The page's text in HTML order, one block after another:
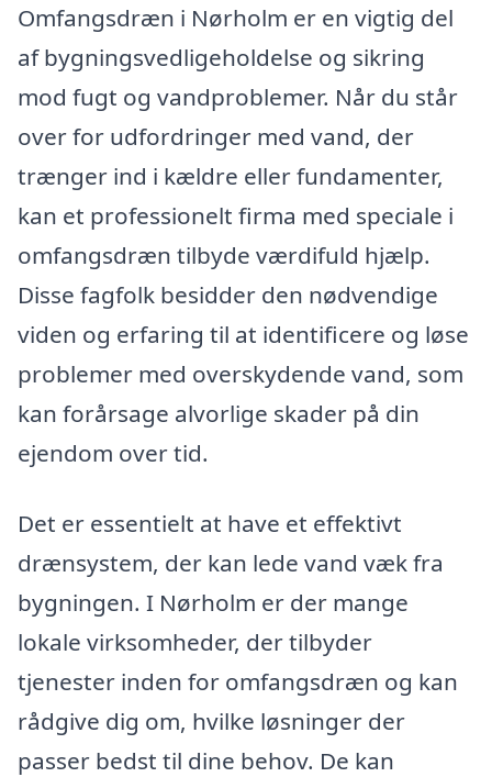
Omfangsdræn i Nørholm er en vigtig del
af bygningsvedligeholdelse og sikring
mod fugt og vandproblemer. Når du står
over for udfordringer med vand, der
trænger ind i kældre eller fundamenter,
kan et professionelt firma med speciale i
omfangsdræn tilbyde værdifuld hjælp.
Disse fagfolk besidder den nødvendige
viden og erfaring til at identificere og løse
problemer med overskydende vand, som
kan forårsage alvorlige skader på din
ejendom over tid.
Det er essentielt at have et effektivt
drænsystem, der kan lede vand væk fra
bygningen. I Nørholm er der mange
lokale virksomheder, der tilbyder
tjenester inden for omfangsdræn og kan
rådgive dig om, hvilke løsninger der
passer bedst til dine behov. De kan